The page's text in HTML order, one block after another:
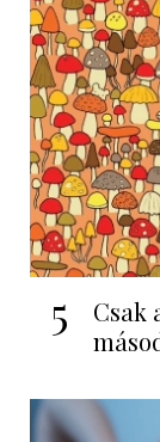
5
Csak